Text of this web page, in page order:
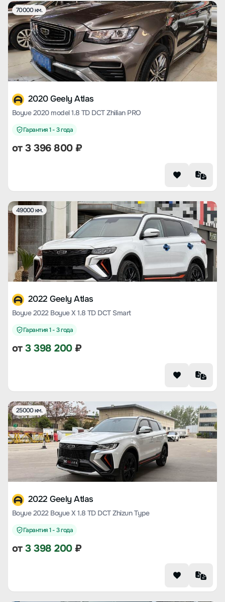
70000 км.
2020 Geely Atlas
Boyue 2020 model 1.8 TD DCT Zhilian PRO
Гарантия 1 - 3 года
от3 396 800₽
49000 км.
2022 Geely Atlas
Boyue 2022 Boyue X 1.8 TD DCT Smart
Гарантия 1 - 3 года
от3 398 200₽
25000 км.
2022 Geely Atlas
Boyue 2022 Boyue X 1.8 TD DCT Zhizun Type
Гарантия 1 - 3 года
от3 398 200₽